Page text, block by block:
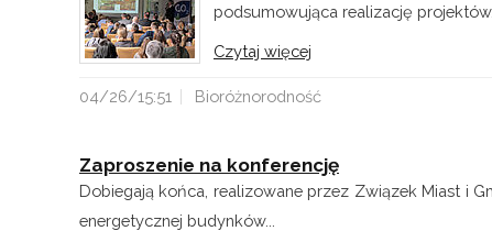
podsumowująca realizację projektów...
Czytaj więcej
04/26/15:51 Bioróżnorodność
Zaproszenie na konferencję
Dobiegają końca, realizowane przez Związek Miast i
energetycznej budynków...